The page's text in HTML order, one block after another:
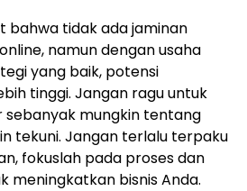
bahwa tidak ada jaminan
namun dengan usaha
yang baik, potensi
tinggi. Jangan ragu untuk
sebanyak mungkin tentang
tekuni. Jangan terlalu terpaku
fokuslah pada proses dan
meningkatkan bisnis Anda.